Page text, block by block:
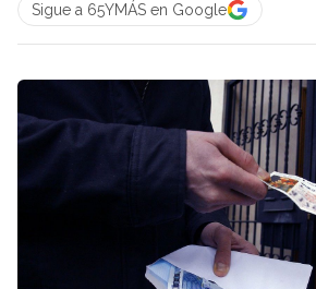
Sigue a 65YMÁS en Google